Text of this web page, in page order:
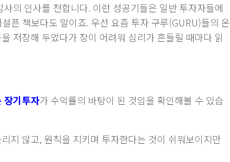
의 인사를 전합니다. 이런 성공기들은 일반 투자자들에
픈 책보다도 말이죠. 우선 요즘 투자 구루(GURU)들의 온
저장해 두었다가 장이 어려워 심리가 흔들릴 때마다 읽
장기투자가 수익률의 바탕이 된 것임을 확인해볼 수 있습
지 않고, 원칙을 지키며 투자한다는 것이 쉬워보이지만